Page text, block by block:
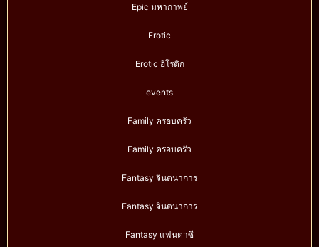
Epic มหากาพย์
Erotic
Erotic อีโรติก
events
Family ครอบครัว
Family ครอบครัว
Fantasy จินตนาการ
Fantasy จินตนาการ
Fantasy แฟนตาซี